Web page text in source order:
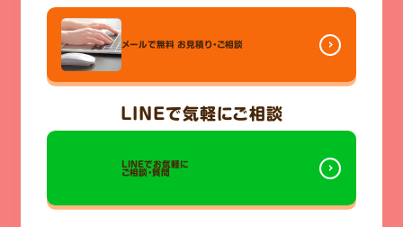
メールで無料 お見積り・ご相談
LINEで気軽にご相談
LINEでお気軽に
ご相談・質問